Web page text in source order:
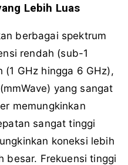
Lebih Luas
berbagai spektrum
rendah (sub-1
(1 GHz hingga 6 GHz),
yang sangat
memungkinkan
sangat tinggi
koneksi lebih
besar. Frekuensi tinggi